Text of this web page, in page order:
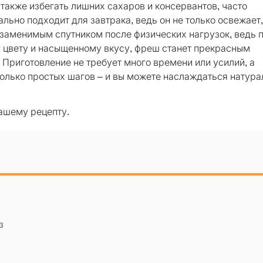
избегать лишних сахаров и консервантов, часто
подходит для завтрака, ведь он не только
спутником после физических нагрузок, ведь
и насыщенному вкусу, фреш станет прекрасным
не требует много времени или усилий, а
простых шагов – и вы можете наслаждаться
рецепту.